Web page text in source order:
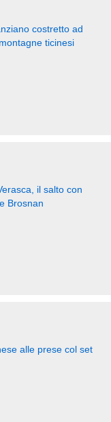
costretto ad
ticinesi
il salto con
Brosnan
alle prese col set